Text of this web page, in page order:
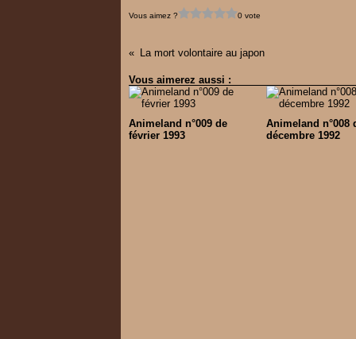
Vous aimez ? 0 vote
La mort volontaire au japon
Vous aimerez aussi :
Animeland n°009 de
février 1993
Animeland n°008
décembre 1992